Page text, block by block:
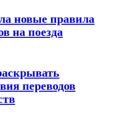
новые правила
на поезда
переводов